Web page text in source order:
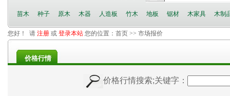
苗木 种子 原木 木器 人造板 竹木 地板 锯材 木家具 木制
您好！ 请 注册 或 登录本站 您的位置： 首页 >> 市场报价
价格行情
价格行情搜索;关键字：